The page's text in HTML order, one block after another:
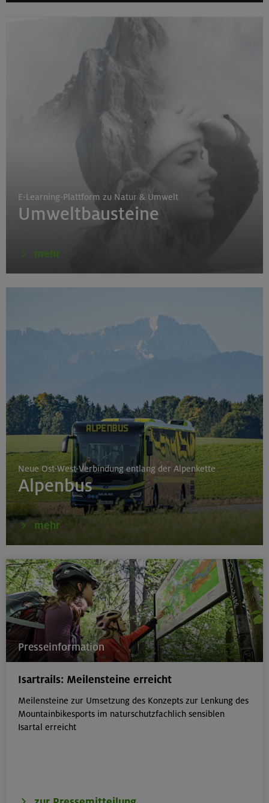
E-Learning-Plattform zu Natur & Umwelt
Umweltbausteine
mehr
Neue Ost-West-Verbindung entlang der Alpenkette
Alpenbus
mehr
Presseinformation
Isartrails: Meilensteine erreicht
Meilensteine zur Umsetzung des Konzepts zur Lenkung des
Mountainbikesports im naturschutzfachlich sensiblen
Isartal erreicht